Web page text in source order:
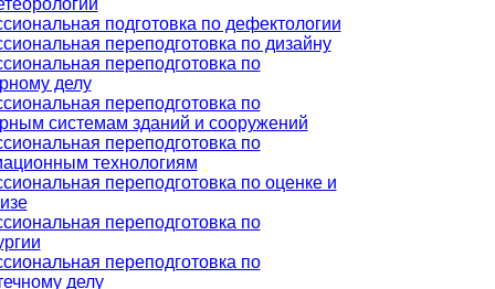
подготовка по дефектологии
переподготовка по дизайну
переподготовка по
делу
переподготовка по
системам зданий и сооружений
переподготовка по
технологиям
переподготовка по оценке и
переподготовка по
переподготовка по
делу